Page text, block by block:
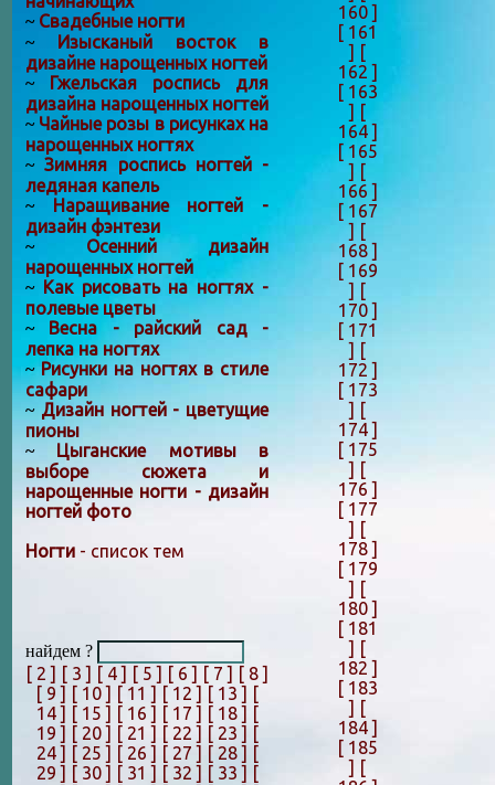
160 ]
[ 161
] [
162 ]
[ 163
] [
164 ]
[ 165
] [
166 ]
[ 167
] [
168 ]
[ 169
] [
170 ]
[ 171
] [
172 ]
[ 173
] [
174 ]
[ 175
] [
176 ]
[ 177
] [
178 ]
[ 179
] [
180 ]
[ 181
] [
182 ]
[ 183
] [
184 ]
[ 185
] [
~ Свадебные ногти
~ Изысканый восток в
дизайне нарощенных ногтей
~ Гжельская роспись для
дизайна нарощенных ногтей
~ Чайные розы в рисунках на
нарощенных ногтях
~Зимняя роспись ногтей -
ледяная капель
~ Наращивание ногтей -
дизайн фэнтези
~ Осенний дизайн
нарощенных ногтей
~ Как рисовать на ногтях -
полевые цветы
~ Весна - райский сад -
лепка на ногтях
~Рисунки на ногтях в стиле
сафари
~ Дизайн ногтей - цветущие
пионы
~ Цыганские мотивы в
выборе сюжета и
нарощенные ногти - дизайн
ногтей фото
Ногти - список тем
найдем ?
[ 2 ] [ 3 ] [ 4 ] [ 5 ] [ 6 ] [ 7 ] [ 8 ]
[ 9 ] [ 10 ] [ 11 ] [ 12 ] [ 13 ] [
14 ] [ 15 ] [ 16 ] [ 17 ] [ 18 ] [
19 ] [ 20 ] [ 21 ] [ 22 ] [ 23 ] [
24 ] [ 25 ] [ 26 ] [ 27 ] [ 28 ] [
29 ] [ 30 ] [ 31 ] [ 32 ] [ 33 ] [